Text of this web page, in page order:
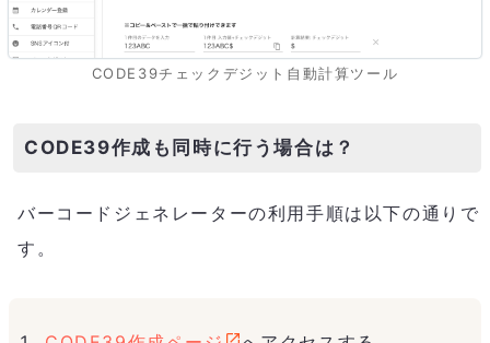
CODE39チェックデジット自動計算ツール
CODE39作成も同時に行う場合は？
バーコードジェネレーターの利用手順は以下の通りで
す。